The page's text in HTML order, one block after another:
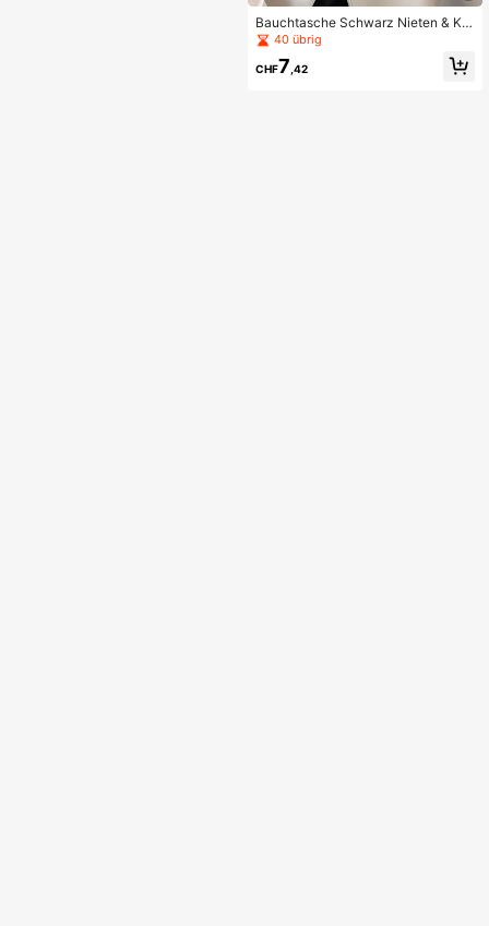
Bauchtasche Schwarz Nieten & Ket
te Dekor für Täglich
40 übrig
CHF7 ,42